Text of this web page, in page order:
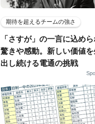
期待を超えるチームの強さ
「さすが」の一言に込め
驚きや感動。新しい価値
出し続ける電通の挑戦